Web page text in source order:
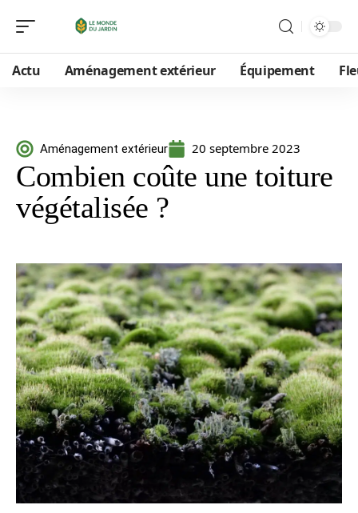
Actu Aménagement extérieur Équipement
Aménagement extérieur 20 septembre 2023
Combien coûte une toiture
végétalisée ?